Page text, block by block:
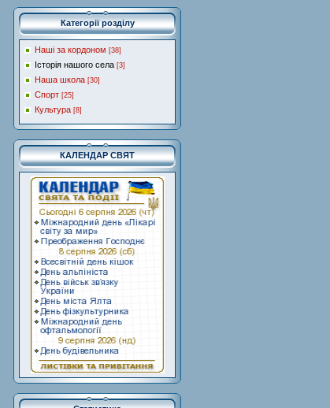
Категорії розділу
Наші за кордоном [38]
Історія нашого села [3]
Наша школа [30]
Спорт [25]
Культура [8]
КАЛЕНДАР СВЯТ